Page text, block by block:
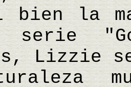
bien la
Lizzie